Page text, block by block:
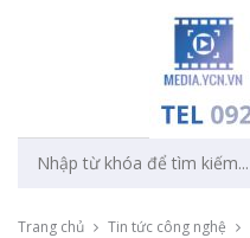
Trang chủ Tin tức công nghệ